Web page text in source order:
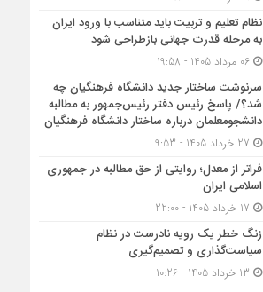
نظام تعلیم و تربیت باید متناسب با ورود ایران
به مرحله قدرت جهانی بازطراحی شود
06 مرداد 1405 - 19:58
سرنوشت ساختار جدید دانشگاه فرهنگیان چه
شد؟/ پاسخ رئیس دفتر رئیس‌جمهور به مطالبه
دانشجومعلمان درباره ساختار دانشگاه فرهنگیان
فراتر از معدل؛ روایتی از حق مطالبه در جمهوری
اسلامی ایران
زنگ خطر یک رویه نادرست در نظام
سیاست‌گذاری و تصمیم‌گیری